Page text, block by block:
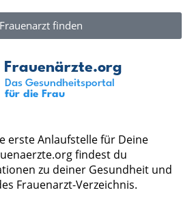
Frauenarzt finden
erste Anlaufstelle für Deine
findest du
zu deiner Gesundheit und
Frauenarzt-Verzeichnis.